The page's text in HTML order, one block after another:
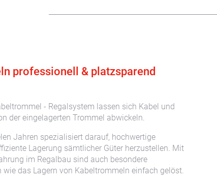
professionell & platzsparend
- Regalsystem lassen sich Kabel und
der eingelagerten Trommel abwickeln.
Jahren spezialisiert darauf, hochwertige
Lagerung sämtlicher Güter herzustellen. Mit
im Regalbau sind auch besondere
wie das Lagern von Kabeltrommeln einfach gelöst.